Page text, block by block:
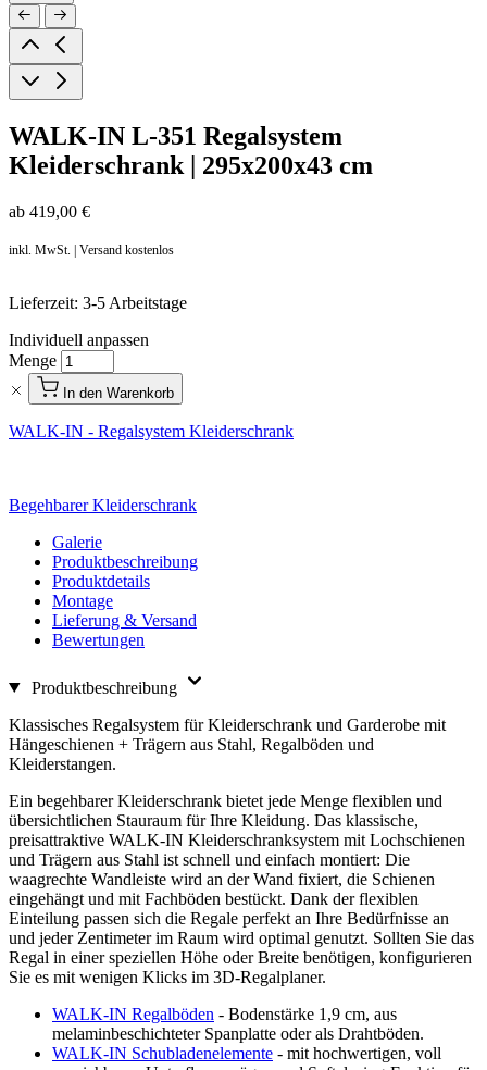
WALK-IN L-351 Regalsystem
Kleiderschrank | 295x200x43 cm
ab 419,00 €
inkl. MwSt. | Versand kostenlos
Lieferzeit: 3-5 Arbeitstage
Individuell anpassen
Menge
In den Warenkorb
WALK-IN - Regalsystem Kleiderschrank
Begehbarer Kleiderschrank
Galerie
Produktbeschreibung
Produktdetails
Montage
Lieferung & Versand
Bewertungen
Produktbeschreibung
Klassisches Regalsystem für Kleiderschrank und Garderobe mit
Hängeschienen + Trägern aus Stahl, Regalböden und
Kleiderstangen.
Ein begehbarer Kleiderschrank bietet jede Menge flexiblen und
übersichtlichen Stauraum für Ihre Kleidung. Das klassische,
preisattraktive WALK-IN Kleiderschranksystem mit Lochschienen
und Trägern aus Stahl ist schnell und einfach montiert: Die
waagrechte Wandleiste wird an der Wand fixiert, die Schienen
eingehängt und mit Fachböden bestückt. Dank der flexiblen
Einteilung passen sich die Regale perfekt an Ihre Bedürfnisse an
und jeder Zentimeter im Raum wird optimal genutzt. Sollten Sie das
Regal in einer speziellen Höhe oder Breite benötigen, konfigurieren
Sie es mit wenigen Klicks im 3D-Regalplaner.
WALK-IN Regalböden - Bodenstärke 1,9 cm, aus
melaminbeschichteter Spanplatte oder als Drahtböden.
WALK-IN Schubladenelemente - mit hochwertigen, voll